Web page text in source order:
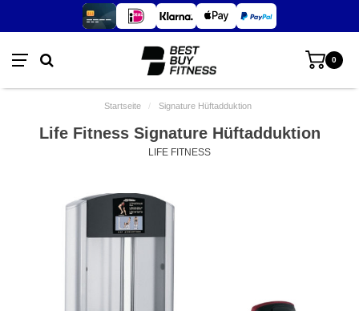
0
Startseite / Signature Hüftadduktion
Life Fitness Signature Hüftadduktion
LIFE FITNESS